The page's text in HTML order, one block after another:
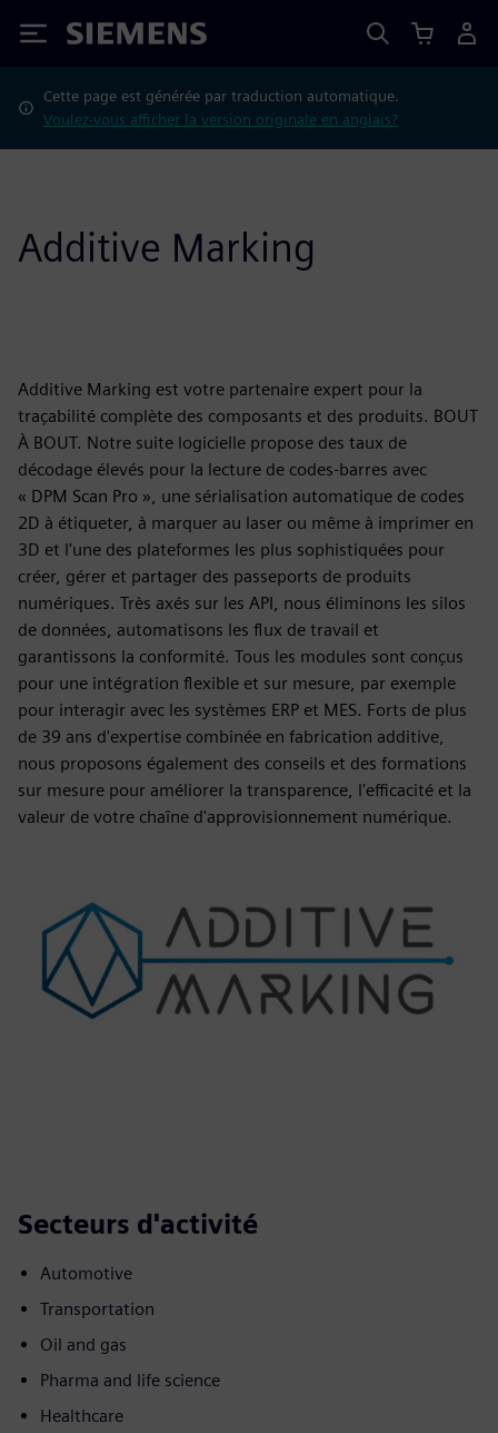
Siemens
Cette page est générée par traduction automatique.
Voulez-vous afficher la version originale en anglais?
Additive Marking
Additive Marking est votre partenaire expert pour la
traçabilité complète des composants et des produits. BOUT
À BOUT. Notre suite logicielle propose des taux de
décodage élevés pour la lecture de codes-barres avec
« DPM Scan Pro », une sérialisation automatique de codes
2D à étiqueter, à marquer au laser ou même à imprimer en
3D et l'une des plateformes les plus sophistiquées pour
créer, gérer et partager des passeports de produits
numériques. Très axés sur les API, nous éliminons les silos
de données, automatisons les flux de travail et
garantissons la conformité. Tous les modules sont conçus
pour une intégration flexible et sur mesure, par exemple
pour interagir avec les systèmes ERP et MES. Forts de plus
de 39 ans d'expertise combinée en fabrication additive,
nous proposons également des conseils et des formations
sur mesure pour améliorer la transparence, l'efficacité et la
valeur de votre chaîne d'approvisionnement numérique.
Secteurs d'activité
Automotive
Transportation
Oil and gas
Pharma and life science
Healthcare